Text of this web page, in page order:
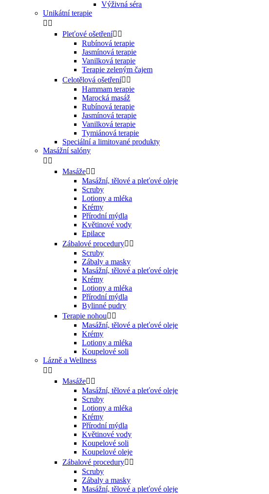
Výživná séra
Unikátní terapie
 
Pleťové ošetření 
Rubínová terapie
Jasmínová terapie
Vanilková terapie
Terapie zeleným čajem
Celotělová ošetření 
Hammam terapie
Marocká masáž
Rubínová terapie
Jasmínová terapie
Vanilková terapie
Tymiánová terapie
Speciální a limitované produkty
Masážní salóny
 
Masáže 
Masážní, tělové a pleťové oleje
Scruby
Lotiony a mléka
Krémy
Přírodní mýdla
Květinové vody
Epilace
Zábalové procedury 
Scruby
Zábaly a masky
Masážní, tělové a pleťové oleje
Krémy
Lotiony a mléka
Přírodní mýdla
Bylinné pudry
Terapie nohou 
Masážní, tělové a pleťové oleje
Krémy
Lotiony a mléka
Koupelové soli
Lázně a Wellness
 
Masáže 
Masážní, tělové a pleťové oleje
Scruby
Lotiony a mléka
Krémy
Přírodní mýdla
Květinové vody
Koupelové soli
Koupelové oleje
Zábalové procedury 
Scruby
Zábaly a masky
Masážní, tělové a pleťové oleje